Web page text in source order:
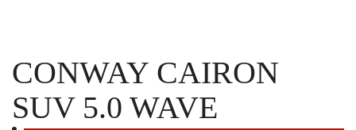
CONWAY CAIRON
SUV 5.0 WAVE